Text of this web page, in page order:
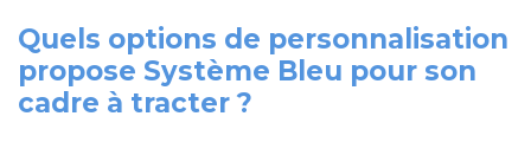
Quels options de personnalisation
propose Système Bleu pour son
cadre à tracter ?